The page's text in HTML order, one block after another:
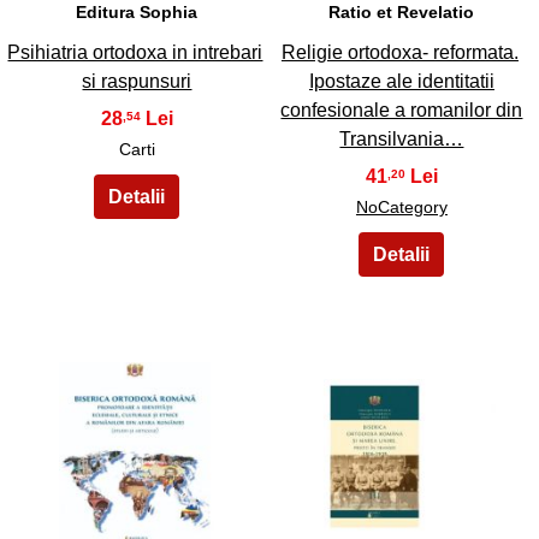
Editura Sophia
Psihiatria ortodoxa in intrebari
si raspunsuri
28 ,54
Carti
Ratio et Revelatio
Religie ortodoxa- reformata.
Ipostaze ale identitatii
confesionale a romanilor din
Transilvania…
41 ,20
NoCategory
37 38